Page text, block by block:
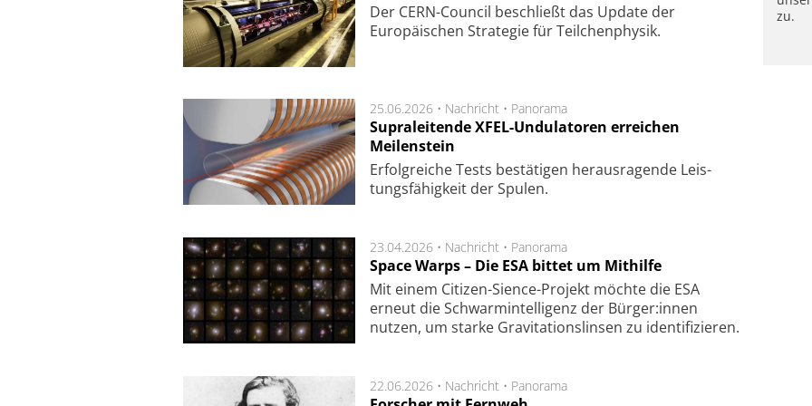
Der CERN-Council beschließt das Update der
Europäischen Strategie für Teilchenphysik.
25.06.2026 • Nachricht • Panorama
Supraleitende XFEL-Undulatoren erreichen
Meilenstein
Er­folg­rei­che Tests be­stä­ti­gen he­raus­ra­gen­de Leis­
tungs­fä­hig­keit der Spu­len.
23.04.2026 • Nachricht • Panorama
Space Warps – Die ESA bittet um Mithilfe
Mit einem Citizen-Sience-Projekt möchte die ESA
erneut die Schwarmintelligenz der Bürger:innen
nutzen, um starke Gravitationslinsen zu identifizieren.
22.06.2026 • Nachricht • Panorama
zu.